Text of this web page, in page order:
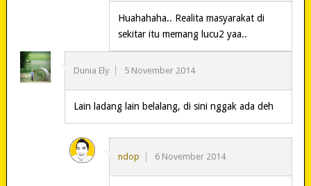
Huahahaha.. Realita masyarakat di
sekitar itu memang lucu2 yaa..
Dunia Ely 5 November 2014
Lain ladang lain belalang, di sini nggak ada deh
ndop 6 November 2014